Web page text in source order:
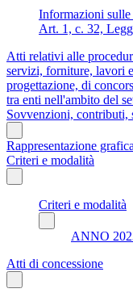
Informazioni sulle
Art. 1, c. 32,
Atti relativi alle
servizi, forniture, lavori
progettazione, di
tra enti nell'ambito del
Sovvenzioni, contributi,
Rappresentazione grafica
Criteri e modalità
Criteri e modalità
ANNO
Atti di concessione